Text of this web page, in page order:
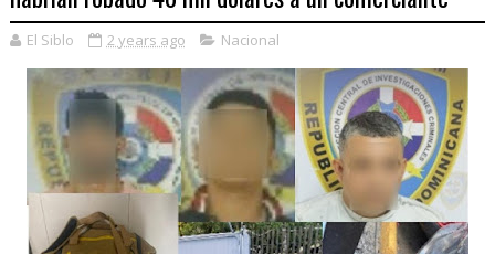
El Siblo 2 years ago Nacional